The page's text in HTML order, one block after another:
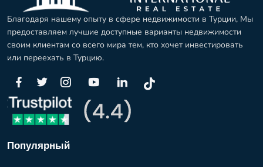
Благодаря нашему опыту в сфере недвижимости в Турции, Мы
предоставляем лучшие доступные варианты недвижимости
своим клиентам со всего мира тем, кто хочет инвестировать
или переехать в Турцию.
Популярный